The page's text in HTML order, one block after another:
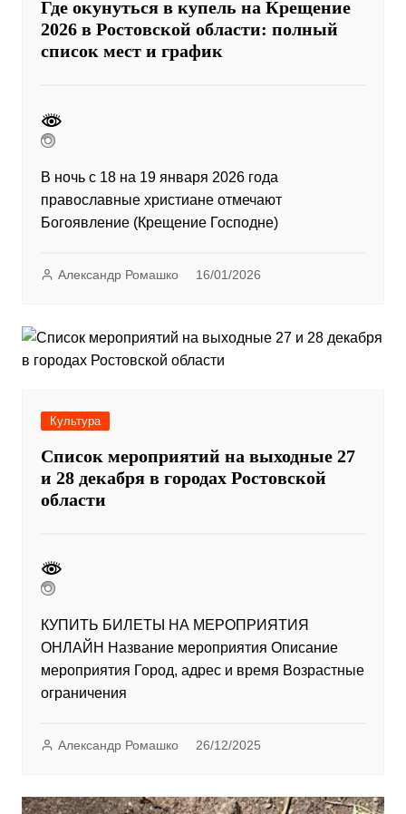
Где окунуться в купель на Крещение
2026 в Ростовской области: полный
список мест и график
В ночь с 18 на 19 января 2026 года
православные христиане отмечают
Богоявление (Крещение Господне)
Александр Ромашко 16/01/2026
Культура
Список мероприятий на выходные 27
и 28 декабря в городах Ростовской
области
КУПИТЬ БИЛЕТЫ НА МЕРОПРИЯТИЯ
ОНЛАЙН Название мероприятия Описание
мероприятия Город, адрес и время Возрастные
ограничения
Александр Ромашко 26/12/2025